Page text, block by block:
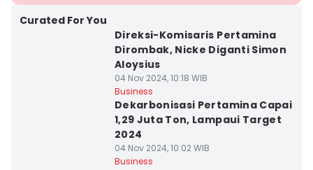
Curated For You
Direksi-Komisaris Pertamina
Dirombak, Nicke Diganti Simon
Aloysius
04 Nov 2024, 10:18 WIB
Business
Dekarbonisasi Pertamina Capai
1,29 Juta Ton, Lampaui Target
2024
04 Nov 2024, 10:02 WIB
Business